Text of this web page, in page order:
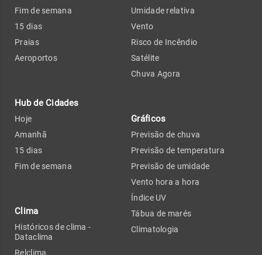
Fim de semana
15 dias
Praias
Aeroportos
Hub de Cidades
Hoje
Amanhã
15 dias
Fim de semana
Clima
Históricos de clima -
Dataclima
Relclima
Umidade relativa
Vento
Risco de Incêndio
Satélite
Chuva Agora
Gráficos
Previsão de chuva
Previsão de temperatura
Previsão de umidade
Vento hora a hora
Índice UV
Tábua de marés
Climatologia